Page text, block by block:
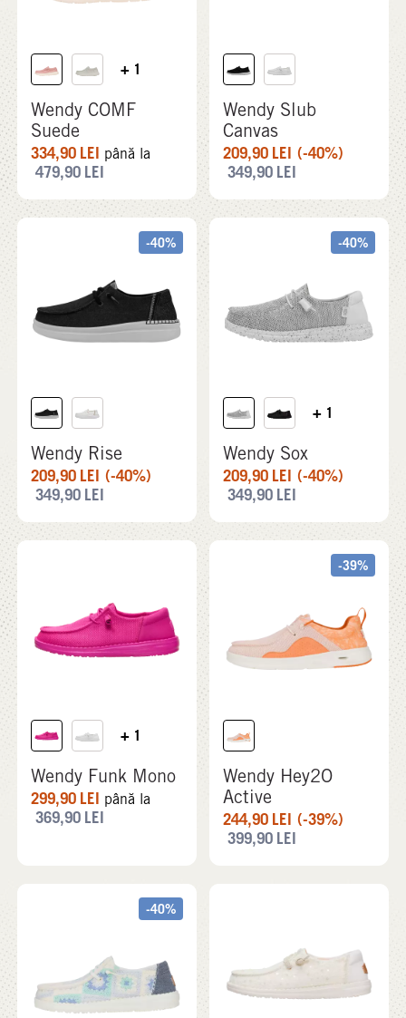
+ 1
Wendy COMF
Suede
334,90 LEI până la
479,90 LEI
Wendy Slub
Canvas
209,90 LEI (-40%)
349,90 LEI
-40%
Wendy Rise
209,90 LEI (-40%)
349,90 LEI
-40%
+ 1
Wendy Sox
209,90 LEI (-40%)
349,90 LEI
+ 1
Wendy Funk Mono
299,90 LEI până la
369,90 LEI
-39%
Wendy Hey2O
Active
244,90 LEI (-39%)
399,90 LEI
-40%